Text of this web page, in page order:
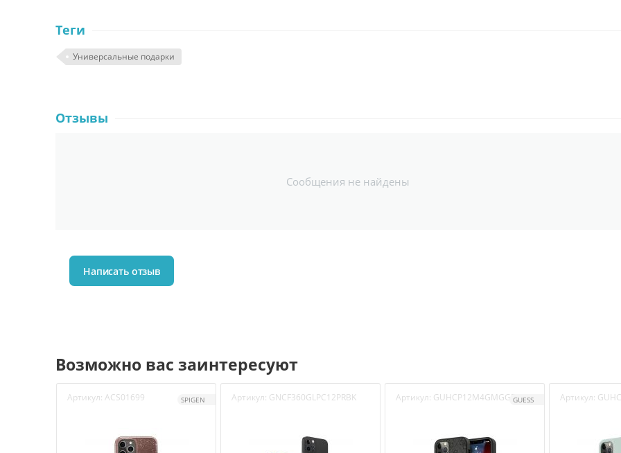
Теги
Универсальные подарки
Отзывы
Сообщения не найдены
Написать отзыв
Возможно вас заинтересуют
Артикул: ACS01699 SPIGEN Артикул: GNCF360GLPC12PRBK Артикул: GUHCP12M4GMGGRGUESS Артикул: